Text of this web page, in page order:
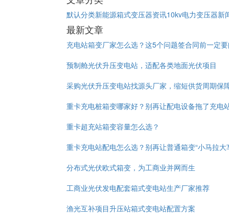
默认分类新能源箱式变压器资讯10kv电力变压器新
最新文章
充电站箱变厂家怎么选？这5个问题签合同前一定
预制舱光伏升压变电站，适配各类地面光伏项目
采购光伏升压变电站找源头厂家，缩短供货周期保
重卡充电桩箱变哪家好？别再让配电设备拖了充电
重卡超充站箱变容量怎么选？
重卡充电站配电怎么选？别再让普通箱变“小马拉大
分布式光伏欧式箱变，为工商业并网而生
工商业光伏发电配套箱式变电站生产厂家推荐
渔光互补项目升压站箱式变电站配置方案